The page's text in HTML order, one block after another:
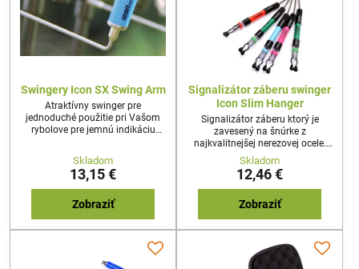
Swingery Icon SX Swing Arm
Atraktívny swinger pre
jednoduché použitie pri Vašom
rybolove pre jemnú indikáciu
Skladom
13,15 €
Zobraziť
Signalizátor záberu swinger
Icon Slim Hanger
Signalizátor záberu ktorý je
zavesený na šnúrke z
najkvalitnejšej nerezovej ocele.
Jednoducho sa pripína na vlasec
a pri záseku samovoľne
odpadáva.
Skladom
12,46 €
Zobraziť